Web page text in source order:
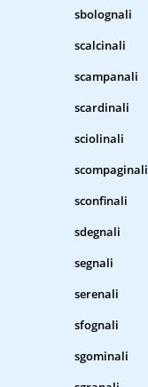
sbolognali
scalcinali
scampanali
scardinali
sciolinali
scompaginali
sconfinali
sdegnali
segnali
serenali
sfognali
sgominali